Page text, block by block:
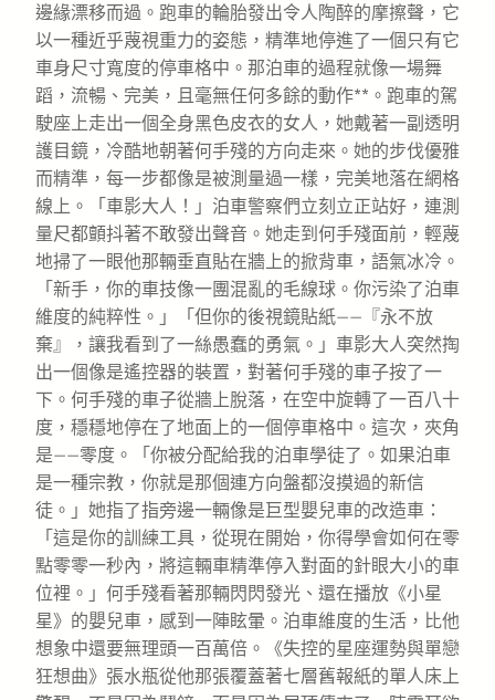
邊緣漂移而過。跑車的輪胎發出令人陶醉的摩擦聲，它
以一種近乎蔑視重力的姿態，精準地停進了一個只有它
車身尺寸寬度的停車格中。那泊車的過程就像一場舞
蹈，流暢、完美，且毫無任何多餘的動作**。跑車的駕
駛座上走出一個全身黑色皮衣的女人，她戴著一副透明
護目鏡，冷酷地朝著何手殘的方向走來。她的步伐優雅
而精準，每一步都像是被測量過一樣，完美地落在網格
線上。「車影大人！」泊車警察們立刻立正站好，連測
量尺都顫抖著不敢發出聲音。她走到何手殘面前，輕蔑
地掃了一眼他那輛垂直貼在牆上的掀背車，語氣冰冷。
「新手，你的車技像一團混亂的毛線球。你污染了泊車
維度的純粹性。」「但你的後視鏡貼紙——『永不放
棄』，讓我看到了一絲愚蠢的勇氣。」車影大人突然掏
出一個像是遙控器的裝置，對著何手殘的車子按了一
下。何手殘的車子從牆上脫落，在空中旋轉了一百八十
度，穩穩地停在了地面上的一個停車格中。這次，夾角
是——零度。「你被分配給我的泊車學徒了。如果泊車
是一種宗教，你就是那個連方向盤都沒摸過的新信
徒。」她指了指旁邊一輛像是巨型嬰兒車的改造車：
「這是你的訓練工具，從現在開始，你得學會如何在零
點零零一秒內，將這輛車精準停入對面的針眼大小的車
位裡。」何手殘看著那輛閃閃發光、還在播放《小星
星》的嬰兒車，感到一陣眩暈。泊車維度的生活，比他
想象中還要無理頭一百萬倍。《失控的星座運勢與單戀
狂想曲》張水瓶從他那張覆蓋著七層舊報紙的單人床上